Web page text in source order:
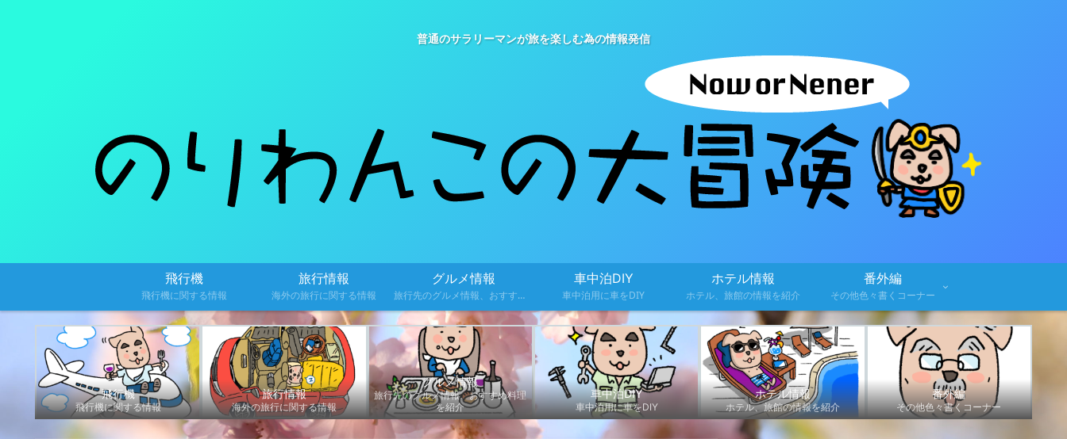
普通のサラリーマンが旅を楽しむ為の情報発信
飛行機
飛行機に関する情報
旅行情報
海外の旅行に関する情報
グルメ情報
旅行先のグルメ情報、おすすめ料理を紹介
車中泊DIY
車中泊用に車をDIY
ホテル情報
ホテル、旅館の情報を紹介
番外編
その他色々書くコーナー
飛行機
飛行機に関する情報
旅行情報
海外の旅行に関する情報
グルメ情報
旅行先のグルメ情報、おすすめ料理
を紹介
車中泊DIY
車中泊用に車をDIY
ホテル情報
ホテル、旅館の情報を紹介
番外編
その他色々書くコーナー